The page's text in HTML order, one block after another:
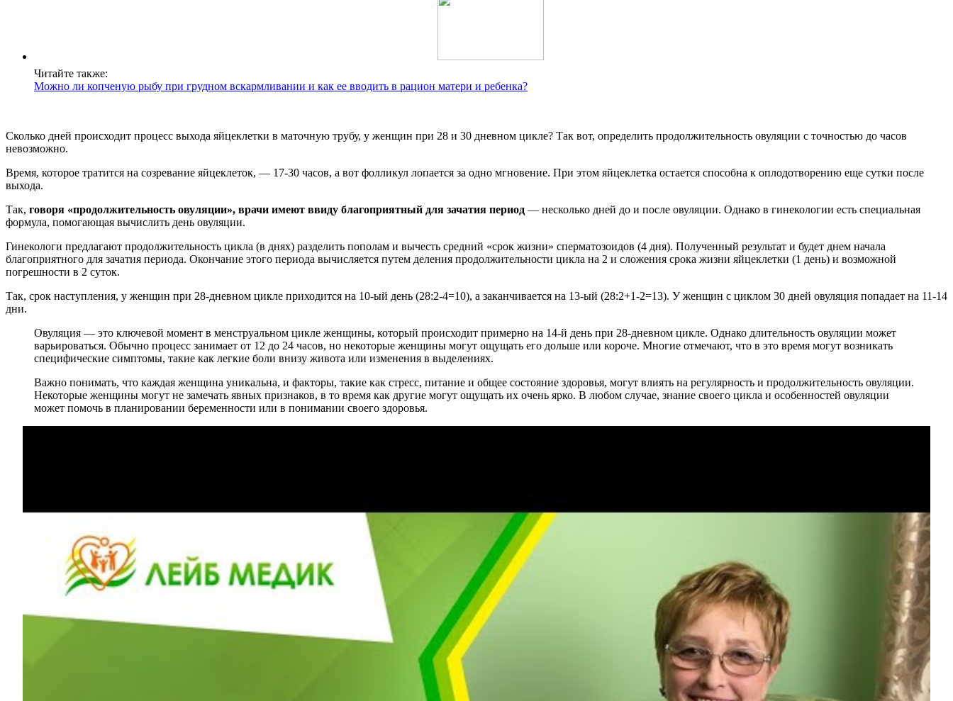
Читайте также:
Можно ли копченую рыбу при грудном вскармливании и как ее вводить в рацион матери и ребенка?
Сколько дней происходит процесс выхода яйцеклетки в маточную трубу, у женщин при 28 и 30 дневном цикле? Так вот, определить продолжительность овуляции с точностью до часов
невозможно.
Время, которое тратится на созревание яйцеклеток, — 17-30 часов, а вот фолликул лопается за одно мгновение. При этом яйцеклетка остается способна к оплодотворению еще сутки после
выхода.
Так, говоря «продолжительность овуляции», врачи имеют ввиду благоприятный для зачатия период — несколько дней до и после овуляции. Однако в гинекологии есть специальная
формула, помогающая вычислить день овуляции.
Гинекологи предлагают продолжительность цикла (в днях) разделить пополам и вычесть средний «срок жизни» сперматозоидов (4 дня). Полученный результат и будет днем начала
благоприятного для зачатия периода. Окончание этого периода вычисляется путем деления продолжительности цикла на 2 и сложения срока жизни яйцеклетки (1 день) и возможной
погрешности в 2 суток.
Так, срок наступления, у женщин при 28-дневном цикле приходится на 10-ый день (28:2-4=10), а заканчивается на 13-ый (28:2+1-2=13). У женщин с циклом 30 дней овуляция попадает на 11-14
дни.
Овуляция — это ключевой момент в менструальном цикле женщины, который происходит примерно на 14-й день при 28-дневном цикле. Однако длительность овуляции может
варьироваться. Обычно процесс занимает от 12 до 24 часов, но некоторые женщины могут ощущать его дольше или короче. Многие отмечают, что в это время могут возникать
специфические симптомы, такие как легкие боли внизу живота или изменения в выделениях.
Важно понимать, что каждая женщина уникальна, и факторы, такие как стресс, питание и общее состояние здоровья, могут влиять на регулярность и продолжительность овуляции.
Некоторые женщины могут не замечать явных признаков, в то время как другие могут ощущать их очень ярко. В любом случае, знание своего цикла и особенностей овуляции
может помочь в планировании беременности или в понимании своего здоровья.